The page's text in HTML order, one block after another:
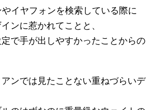
イヤフォンを検索している際に
ンに惹かれてことと、
で手が出しやすかったことからの
ンでは見たことない重ねづらいデ